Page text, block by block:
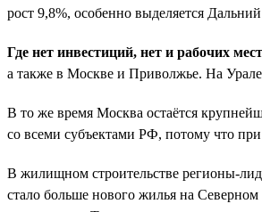
рост 9,8%, особенно выделяется
Где нет инвестиций, нет и рабочих
а также в Москве и Приволжье. На Урале
В то же время Москва остаётся
со всеми субъектами РФ, потому что
В жилищном строительстве регионы-
стало больше нового жилья на